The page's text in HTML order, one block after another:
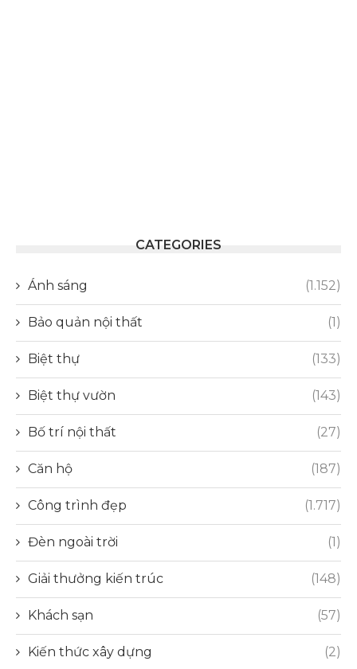
CATEGORIES
Ánh sáng (1.152)
Bảo quản nội thất (1)
Biệt thự (133)
Biệt thự vườn (143)
Bố trí nội thất (27)
Căn hộ (187)
Công trình đẹp (1.717)
Đèn ngoài trời (1)
Giải thưởng kiến trúc (148)
Khách sạn (57)
Kiến thức xây dựng (2)